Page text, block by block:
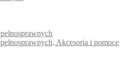
Akcesoria i pomoce